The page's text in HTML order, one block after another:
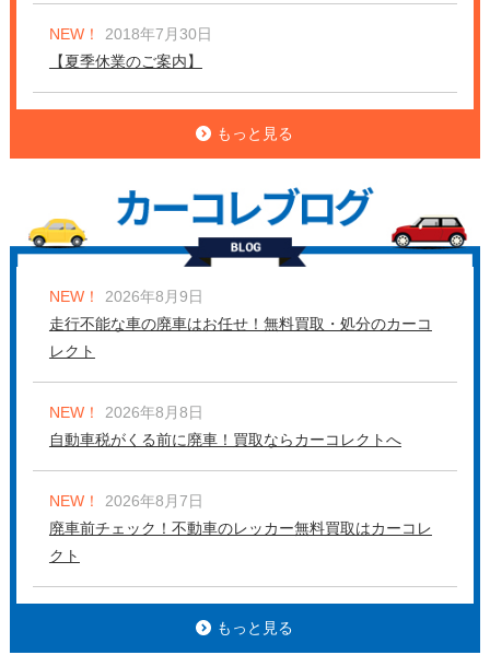
NEW！
2018年7月30日
【夏季休業のご案内】
もっと見る
NEW！
2026年8月9日
走行不能な車の廃車はお任せ！無料買取・処分のカーコ
レクト
NEW！
2026年8月8日
自動車税がくる前に廃車！買取ならカーコレクトへ
NEW！
2026年8月7日
廃車前チェック！不動車のレッカー無料買取はカーコレ
クト
もっと見る